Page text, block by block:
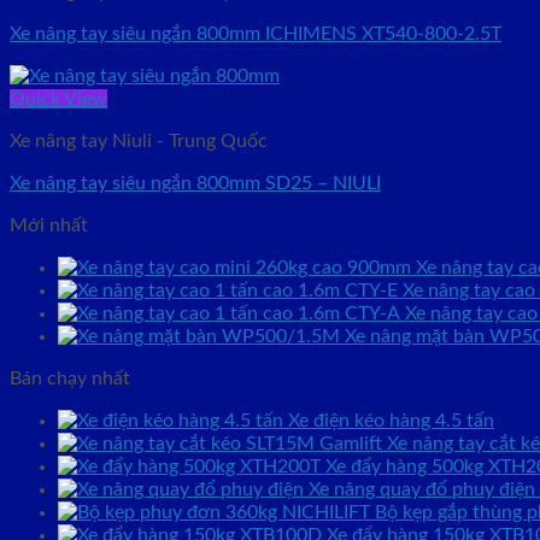
Xe nâng tay siêu ngắn 800mm ICHIMENS XT540-800-2.5T
Quick View
Xe nâng tay Niuli - Trung Quốc
Xe nâng tay siêu ngắn 800mm SD25 – NIULI
Mới nhất
Xe nâng tay
Xe nâng tay
Xe nâng tay
Xe nâng mặt bàn
Bán chạy nhất
Xe điện kéo hàng 4.5 tấn
Xe nâng tay cắt
Xe đẩy hàng 500kg
Xe nâng quay đổ phuy
Bộ kẹp gắp thùng
Xe đẩy hàng 150kg